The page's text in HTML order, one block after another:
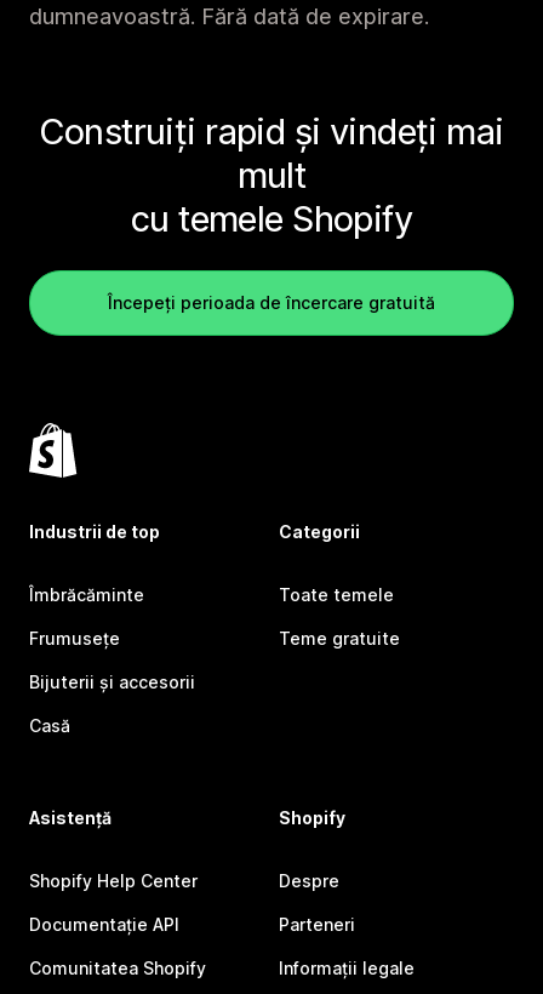
dumneavoastră. Fără dată de expirare.
Construiți rapid și vindeți mai
mult
cu temele Shopify
Începeți perioada de încercare gratuită
Industrii de top
Îmbrăcăminte
Frumusețe
Bijuterii și accesorii
Casă
Categorii
Toate temele
Teme gratuite
Asistență
Shopify Help Center
Documentație API
Comunitatea Shopify
Shopify
Despre
Parteneri
Informații legale